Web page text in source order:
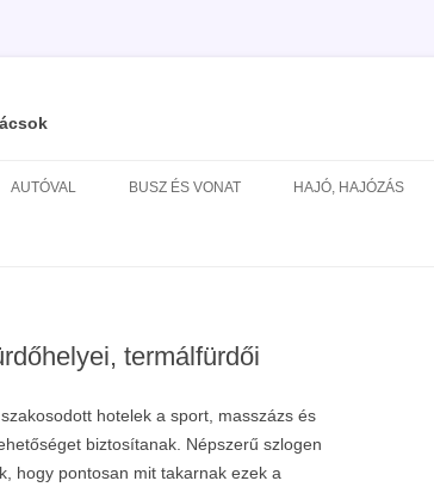
a
AUTÓVAL BUSZ ÉS VONAT HAJÓ, HAJÓZÁS
termálfürdői
hotelek a sport, masszázs és
biztosítanak. Népszerű szlogen
hogy pontosan mit takarnak ezek a